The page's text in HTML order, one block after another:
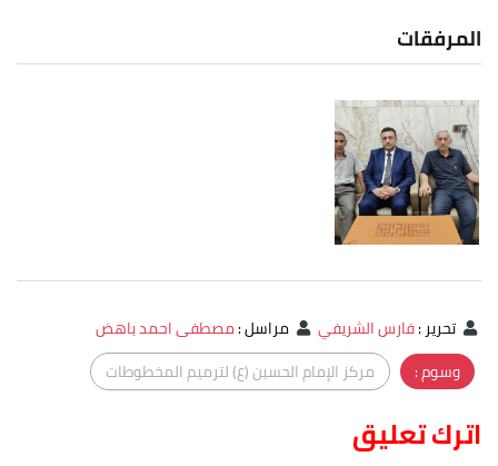
المرفقات
تحرير:فارس الشريفي مراسل:مصطفى احمد باهض
وسوم :
مركز الإمام الحسين (ع) لترميم المخطوطات
اترك تعليق